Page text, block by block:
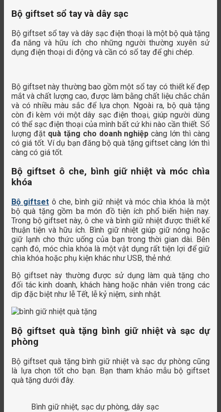
Bộ giftset sổ tay và dây sạc
Bộ giftset sổ tay và dây sạc điện thoại là một bộ quà tặng
đa năng và hữu ích cho những người thường xuyên sử
dụng điện thoại di động và cần có sổ tay để ghi chép.
Bộ giftset này thường bao gồm một sổ tay có thiết kế đẹp
mắt và chất lượng cao, được làm bằng chất liệu chắc chắn
và có nhiều màu sắc để lựa chọn. Ngoài ra, bộ quà tặng
còn đi kèm với một dây sạc điện thoại, giúp người dùng
có thể sạc điện thoại của mình bất cứ khi nào cần thiết. Số
lượng đặt quà tặng cho doanh nghiệp càng lớn thì càng
có giá tốt. Ví dụ bạn đăng bộ quà tặng giftset càng lớn thì
càng có giá tốt.
Bộ giftset ô che, bình giữ nhiệt và móc chìa
khóa
Bộ giftset ô che, bình giữ nhiệt và móc chìa khóa là một
bộ quà tặng gồm ba món đồ tiện ích phổ biến hiện nay.
Trong bộ giftset này, ô che và bình giữ nhiệt được thiết kế
thuận tiện và hữu ích. Bình giữ nhiệt giúp giữ nóng hoặc
giữ lạnh cho thức uống của bạn trong thời gian dài. Bên
cạnh đó, móc chìa khóa là một vật dụng rất tiện lợi để giữ
chìa khóa hoặc phụ kiện khác như USB, thẻ nhớ.
Bộ giftset này thường được sử dụng làm quà tặng cho
đối tác kinh doanh, khách hàng hoặc nhân viên trong các
dịp đặc biệt như lễ Tết, lễ kỷ niệm, sinh nhật.
Bộ giftset quà tặng bình giữ nhiệt và sạc dự
phòng
Bộ giftset quà tặng bình giữ nhiệt và sạc dự phòng cũng
là lựa chọn tốt cho bạn. Bạn tham khảo mẫu bộ giftset
quà tặng dưới đây.
Bình giữ nhiệt, sạc dự phòng, dây sạc